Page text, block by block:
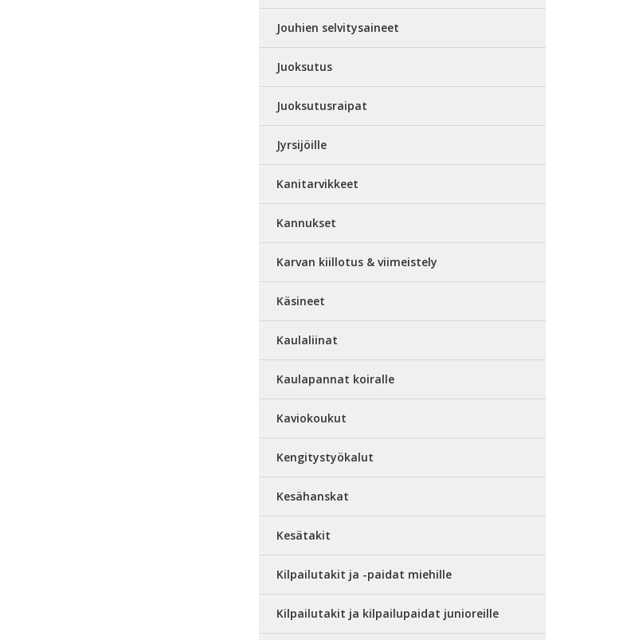
Jouhien selvitysaineet
Juoksutus
Juoksutusraipat
Jyrsijöille
Kanitarvikkeet
Kannukset
Karvan kiillotus & viimeistely
Käsineet
Kaulaliinat
Kaulapannat koiralle
Kaviokoukut
Kengitystyökalut
Kesähanskat
Kesätakit
Kilpailutakit ja -paidat miehille
Kilpailutakit ja kilpailupaidat junioreille